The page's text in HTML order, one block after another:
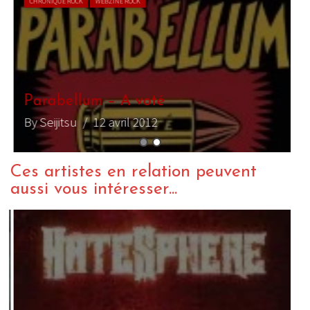
Parabellum – A voté
By Seijitsu/ 12 avril 2012
Ces artistes en relation peuvent
aussi vous intéresser...